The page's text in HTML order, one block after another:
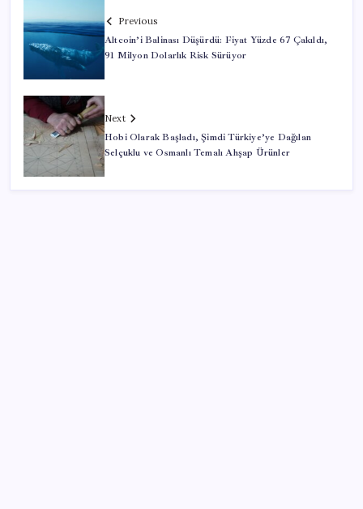
Previous
Altcoin’i Balinası Düşürdü: Fiyat Yüzde 67 Çakıldı,
91 Milyon Dolarlık Risk Sürüyor
Next
Hobi Olarak Başladı, Şimdi Türkiye’ye Dağılan
Selçuklu ve Osmanlı Temalı Ahşap Ürünler